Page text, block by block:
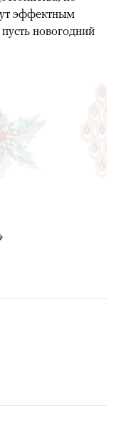
эффектным
новогодний